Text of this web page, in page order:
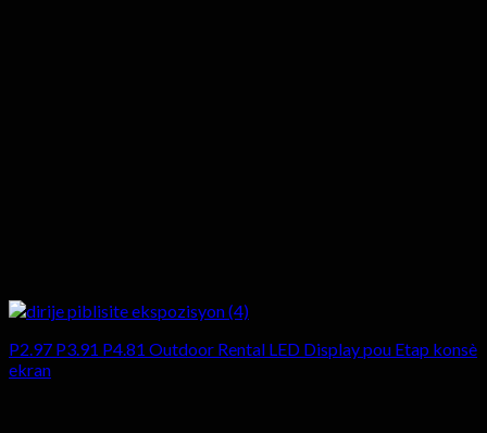
P2.97 P3.91 P4.81 Outdoor Rental LED Display pou Etap konsè
ekran